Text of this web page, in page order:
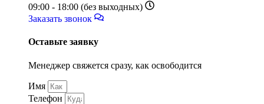
09:00 - 18:00 (без выходных)
Заказать звонок
Оставьте заявку
Менеджер свяжется сразу, как освободится
Имя
Телефон